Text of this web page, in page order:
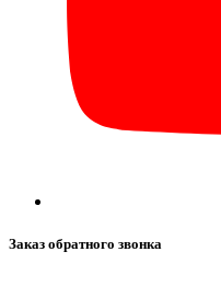
Заказ обратного звонка